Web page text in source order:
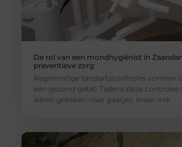
De rol van een mondhygiënist in
preventieve zorg
Regelmatige tandartscontroles vormen
een gezond gebit. Tijdens deze
alleen gekeken naar gaatjes, maar ook